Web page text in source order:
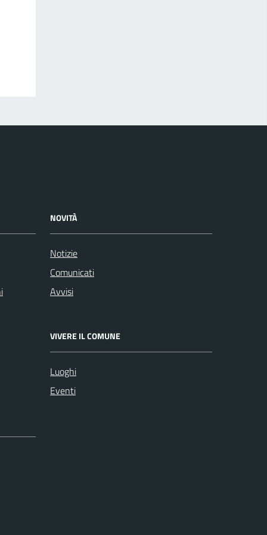
NOVITÀ
Notizie
Comunicati
Avvisi
VIVERE IL COMUNE
Luoghi
Eventi